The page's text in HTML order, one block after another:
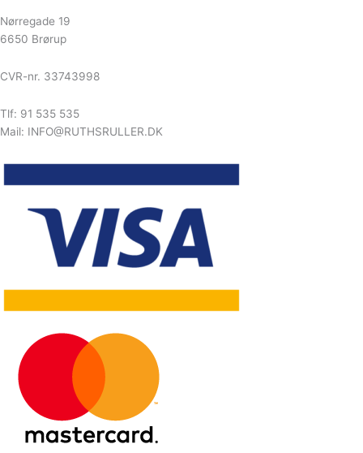
Nørregade 19
6650 Brørup
CVR-nr. 33743998
Tlf: 91 535 535
Mail: INFO@RUTHSRULLER.DK